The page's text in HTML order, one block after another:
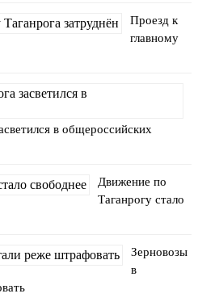
Проезд к
главному
в общероссийских
Движение по
Таганрогу стало
Зерновозы
в